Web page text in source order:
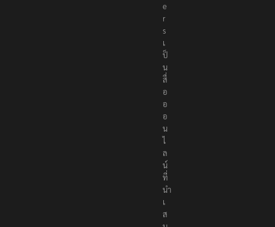
e
r
s
เ
ป็
น
สื่
อ
อ
อ
น
ไ
ล
น์
ที่
นำ
เ
ส